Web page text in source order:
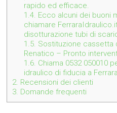
rapido ed efficace.
1.4. Ecco alcuni dei buoni
chiamare
disotturazione tubi di
1.5. Sostituzione cassetta
Renatico – Pronto
1.6. Chiama 0532 050010
idraulico di fiducia a
2. Recensioni dei clienti
3. Domande frequenti